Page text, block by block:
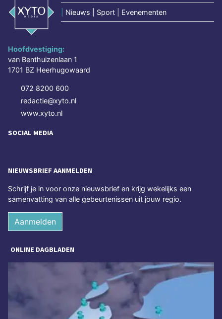
Nieuws | Sport | Evenementen
Hoofdvestiging:
van Benthuizenlaan 1
1701 BZ Heerhugowaard
072 8200 600
redactie@xyto.nl
www.xyto.nl
SOCIAL MEDIA
NIEUWSBRIEF AANMELDEN
Schrijf je in voor onze nieuwsbrief en krijg wekelijks een
samenvatting van alle gebeurtenissen uit jouw regio.
Aanmelden
ONLINE DAGBLADEN